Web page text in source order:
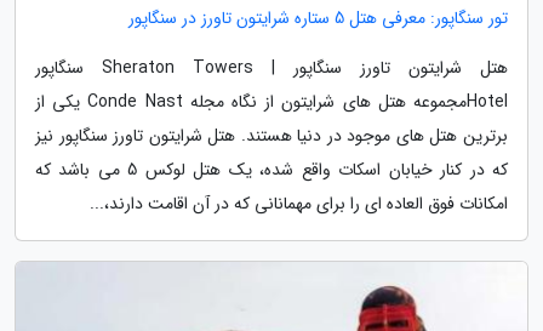
تور سنگاپور: معرفی هتل 5 ستاره شرایتون تاورز در سنگاپور
هتل شرایتون تاورز سنگاپور | Sheraton Towers سنگاپور
Hotelمجموعه هتل های شرایتون از نگاه مجله Conde Nast یکی از
برترین هتل های موجود در دنیا هستند. هتل شرایتون تاورز سنگاپور نیز
که در کنار خیابان اسکات واقع شده، یک هتل لوکس 5 می باشد که
امکانات فوق العاده ای را برای مهمانانی که در آن اقامت دارند،...